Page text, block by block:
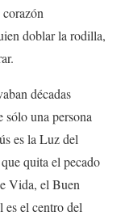
doblar la rodilla,
décadas
sólo una persona
es la Luz del
quita el pecado
Vida, el Buen
el centro del